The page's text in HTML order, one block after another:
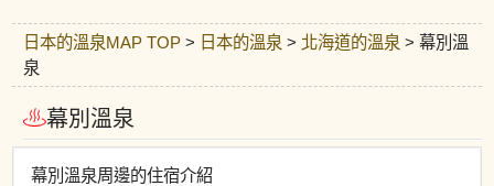
日本的溫泉MAP TOP > 日本的溫泉 > 北海道的溫泉 > 幕別溫
泉
幕別溫泉
幕別溫泉周邊的住宿介紹